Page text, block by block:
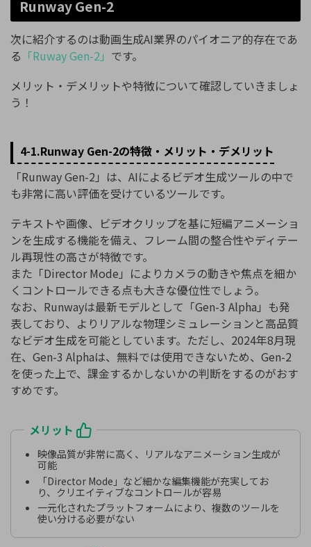
Runway Gen-2
次に紹介するのは動画生成AI業界のパイオニア的存在であ
る 「Ruway Gen-2」 です。
メリット・デメリットや特徴について確認していきましょ
う！
4-1.Runway Gen-2の特徴・メリット・デメリット
「Runway Gen-2」は、AIによるビデオ生成ツールの中で
も非常に高い評価を受けているツールです。
テキストや画像、ビデオクリップを基に短編アニメーショ
ンを生成する機能を備え、フレーム間の整合性やディテー
ル再現性の高さが特徴です。
また「Director Mode」によりカメラの動きや焦点を細か
くコントロールできる点も大きな優位性でしょう。
なお、Runwayは最新モデルとして「Gen-3 Alpha」も発
表しており、よりリアルな物理シミュレーションと高品質
なビデオ生成を可能としています。ただし、2024年8月現
在、Gen-3 Alphaは、無料では使用できないため、Gen-2
を使った上で、課金するかしないかの判断をするのがおす
すめです。
メリット
映像品質が非常に高く、リアルなアニメーション生成が
可能
「Director Mode」など細かな編集機能が充実してお
り、クリエイティブなコントロールが容易
一元化されたプラットフォームにより、複数のツールを
使い分ける必要がない